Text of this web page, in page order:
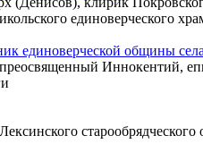
единоверческого
единоверческой общины
Иннокентий,